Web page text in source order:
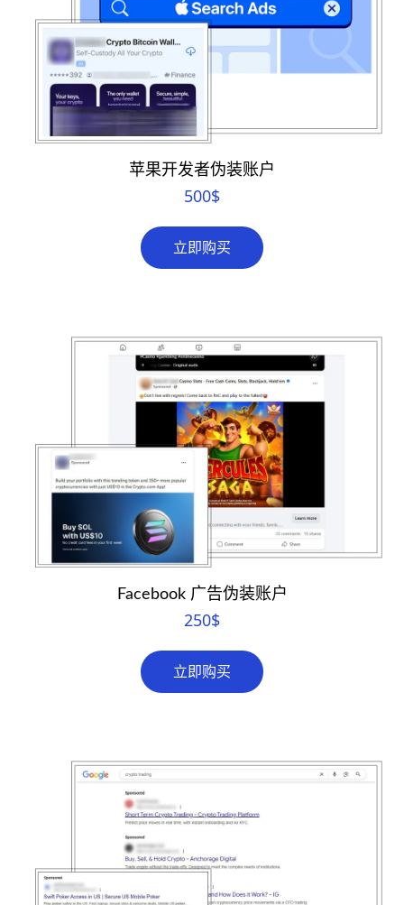
苹果开发者伪装账户
500$
立即购买
Facebook 广告伪装账户
250$
立即购买